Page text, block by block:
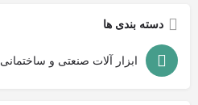
دسته بندی ها
ابزار آلات صنعتی و ساختمانی